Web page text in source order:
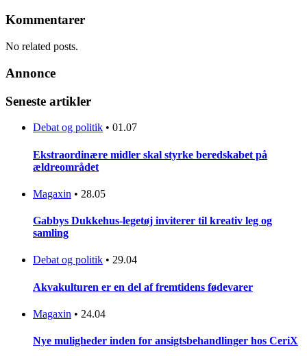
Kommentarer
No related posts.
Annonce
Seneste artikler
Debat og politik • 01.07
Ekstraordinære midler skal styrke beredskabet på
ældreområdet
Magaxin • 28.05
Gabbys Dukkehus-legetøj inviterer til kreativ leg og
samling
Debat og politik • 29.04
Akvakulturen er en del af fremtidens fødevarer
Magaxin • 24.04
Nye muligheder inden for ansigtsbehandlinger hos CeriX